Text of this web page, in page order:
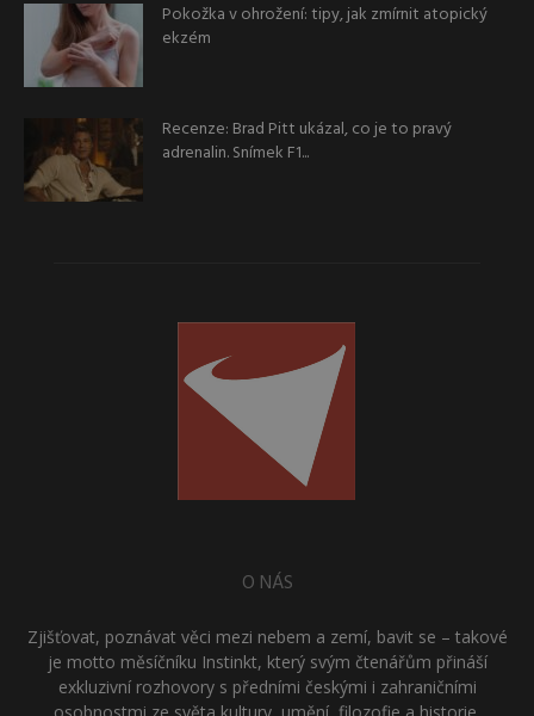
Pokožka v ohrožení: tipy, jak zmírnit atopický
ekzém
Recenze: Brad Pitt ukázal, co je to pravý
adrenalin. Snímek F1...
O NÁS
Zjišťovat, poznávat věci mezi nebem a zemí, bavit se – takové
je motto měsíčníku Instinkt, který svým čtenářům přináší
exkluzivní rozhovory s předními českými i zahraničními